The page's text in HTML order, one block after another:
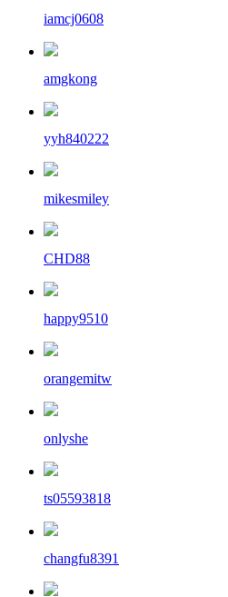
iamcj0608
amgkong
yyh840222
mikesmiley
CHD88
happy9510
orangemitw
onlyshe
ts05593818
changfu8391